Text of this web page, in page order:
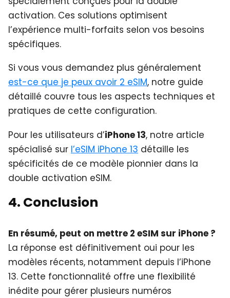
activation. Ces solutions optimisent
l’expérience multi-forfaits selon vos besoins
spécifiques.
Si vous vous demandez plus généralement
est-ce que je peux avoir 2 eSIM, notre guide
détaillé couvre tous les aspects techniques et
pratiques de cette configuration.
Pour les utilisateurs d’iPhone 13, notre article
spécialisé sur l’eSIM iPhone 13 détaille les
spécificités de ce modèle pionnier dans la
double activation eSIM.
4. Conclusion
En résumé, peut on mettre 2 eSIM sur iPhone ?
La réponse est définitivement oui pour les
modèles récents, notamment depuis l’iPhone
13. Cette fonctionnalité offre une flexibilité
inédite pour gérer plusieurs numéros